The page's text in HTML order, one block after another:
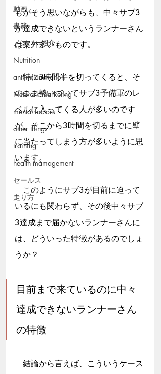
動画
書籍
メンバー紹介
Nutrition
anti-inflammation
Network marketing
mental factors
other things
training
health mamagement
セールス
走り方
もがそう思いながらも、中々サブ3
が達成できないというランナーさん
は案外多いものです。
特に3時間半を切ってくると、そ
のまま勢いづいてサブ3予備軍のレ
ベルに入ってくる人が多いのです
が、そこから3時間を切るまでに壁
に当たってしまう方が多いように思
います。
このようにサブ3が目前に迫って
いるにも関わらず、その後中々サブ
3達成まで届かないランナーさんに
は、どういった特徴があるのでしょ
うか？
目前まで来ているのに中々
達成できないランナーさん
の特徴
結論から言えば、こういうケース